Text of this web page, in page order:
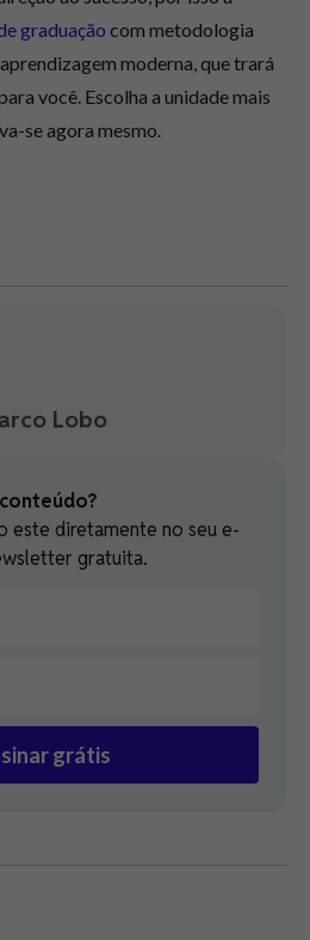
graduação com metodologia
moderna, que trará
você. Escolha a unidade mais
se agora mesmo.
Lobo
este diretamente no seu e-
gratuita.
grátis